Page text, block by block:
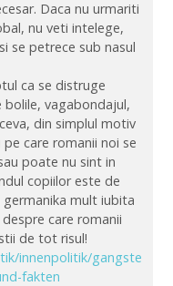
Daca nu urmariti
nu veti intelege,
se petrece sub nasul
ca se distruge
bolile, vagabondajul,
din simplul motiv
care romanii noi se
poate nu sint in
copiilor este de
mult iubita
care romanii
de tot risul!
innenpolitik/gangste
fakten